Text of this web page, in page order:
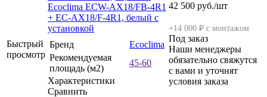
Быстрый
просмотр
Ecoclima ECW-AX18/FB-4R1
+ EC-AX18/F-4R1, белый с
установкой
Бренд
Ecoclima
Рекомендуемая
площадь (м2)
45-60
Характеристики
Сравнить
42 500 руб./шт
+14 000 ₽ с монтажом
Под заказ
Наши менеджеры
обязательно свяжутся
с вами и уточнят
условия заказа